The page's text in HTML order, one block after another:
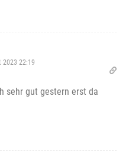
2023 22:19
sehr gut gestern erst da